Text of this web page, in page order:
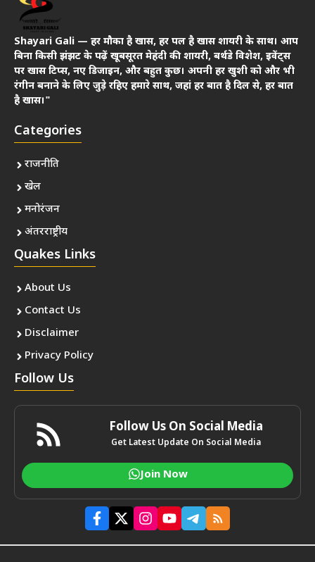
Shayari Gali — हर मौका है खास, हर पल है खास शायरी के साथ। आप
बिना किसी झंझट के पढ़ें खूबसूरत मेहंदी की शायरी, बर्थडे विशेश, इवेंट्स
पर खास टिप्स, नए डिजाइन, और बहुत कुछ। अपनी हर खुशी को और भी
रंगीन बनाने के लिए जुड़े रहिए हमारे साथ, जहां हर बात है दिल से, हर बात
है खास।"
Categories
राजनीति
खेल
मनोरंजन
अंतरराष्ट्रीय
Quakes Links
About Us
Contact Us
Disclaimer
Privacy Policy
Follow Us
Follow Us On Social Media
Get Latest Update On Social Media
Join Now